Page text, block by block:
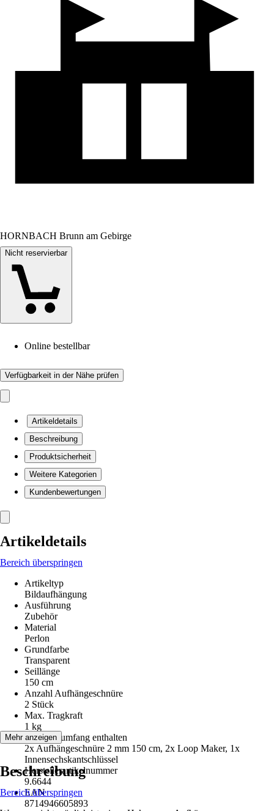
HORNBACH Brunn am Gebirge
Nicht reservierbar
Online bestellbar
Verfügbarkeit in der Nähe prüfen
Artikeldetails
Beschreibung
Produktsicherheit
Weitere Kategorien
Kundenbewertungen
Artikeldetails
Bereich überspringen
Artikeltyp
Bildaufhängung
Ausführung
Zubehör
Material
Perlon
Grundfarbe
Transparent
Seillänge
150 cm
Anzahl Aufhängeschnüre
2 Stück
Max. Tragkraft
1 kg
Im Lieferumfang enthalten
2x Aufhängeschnüre 2 mm 150 cm, 2x Loop Maker, 1x
Innensechskantschlüssel
Herstellerartikelnummer
9.6644
EAN
8714946605893
Mehr anzeigen
Beschreibung
Bereich überspringen